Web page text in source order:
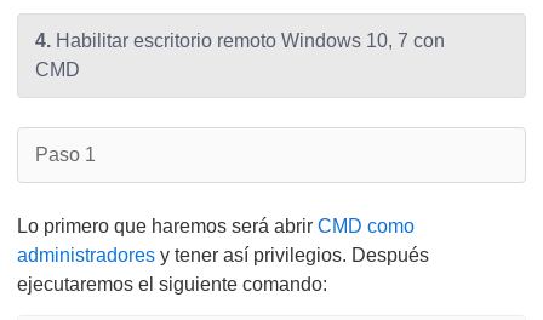
4. Habilitar escritorio remoto Windows 10, 7 con
CMD
Paso 1
Lo primero que haremos será abrir CMD como
administradores y tener así privilegios. Después
ejecutaremos el siguiente comando: